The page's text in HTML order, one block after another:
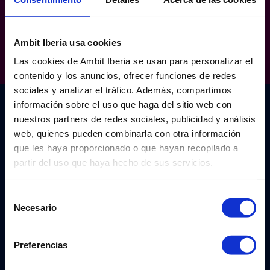
Ambit Iberia usa cookies
Las cookies de Ambit Iberia se usan para personalizar el
contenido y los anuncios, ofrecer funciones de redes
sociales y analizar el tráfico. Además, compartimos
información sobre el uso que haga del sitio web con
nuestros partners de redes sociales, publicidad y análisis
web, quienes pueden combinarla con otra información
que les haya proporcionado o que hayan recopilado a
partir del uso que haya hecho de sus servicios.
Necesario
Preferencias
¿Te ayudamos?
Envíanos este formulario y contactaremos
contigo lo antes posible